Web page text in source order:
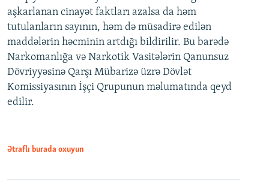
aşkarlanan cinayət faktları azalsa da həm
tutulanların sayının, həm də müsadirə edilən
maddələrin həcminin artdığı bildirilir. Bu barədə
Narkomanlığa və Narkotik Vasitələrin Qanunsuz
Dövriyyəsinə Qarşı Mübarizə üzrə Dövlət
Komissiyasının İşçi Qrupunun məlumatında qeyd
edilir.
Ətraflı burada oxuyun